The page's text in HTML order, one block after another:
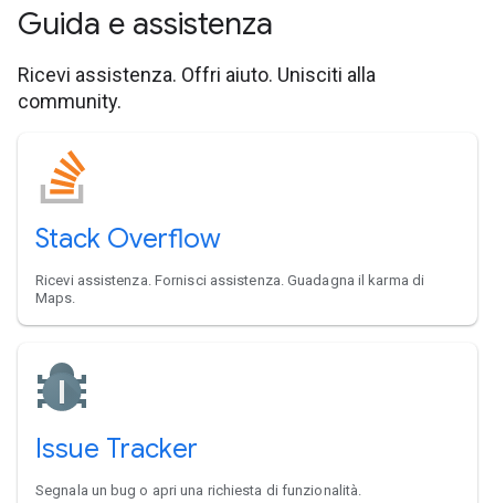
Guida e assistenza
Ricevi assistenza. Offri aiuto. Unisciti alla
community.
Stack Overflow
Ricevi assistenza. Fornisci assistenza. Guadagna il karma di
Maps.
Issue Tracker
Segnala un bug o apri una richiesta di funzionalità.